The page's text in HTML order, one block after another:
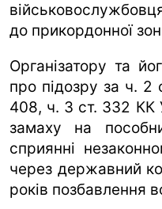
до прикордонної
Організатору та
про підозру за ч. 2
408, ч. 3 ст. 332 КК
замаху на
сприянні
через державний
років позбавлення